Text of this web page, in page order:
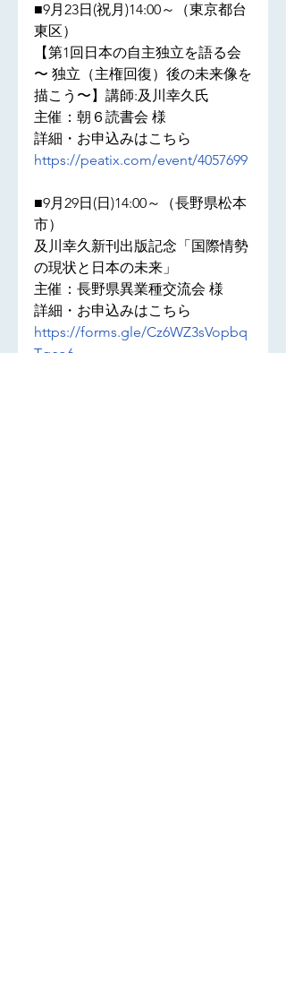
■9月23日(祝月)14:00～（東京都台
東区）
【第1回日本の自主独立を語る会
〜 独立（主権回復）後の未来像を
描こう〜】講師:及川幸久氏
主催：朝６読書会 様
詳細・お申込みはこちら
https://peatix.com/event/4057699
■9月29日(日)14:00～（長野県松本
市）
及川幸久新刊出版記念「国際情勢
の現状と日本の未来」
主催：長野県異業種交流会 様
https://forms.gle/Cz6WZ3sVopbq
Tgco6